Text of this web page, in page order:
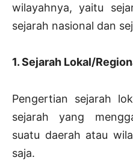
wilayahnya, yaitu
sejarah nasional dan
1. Sejarah Lokal/
Pengertian sejarah
sejarah yang
suatu daerah atau
saja.